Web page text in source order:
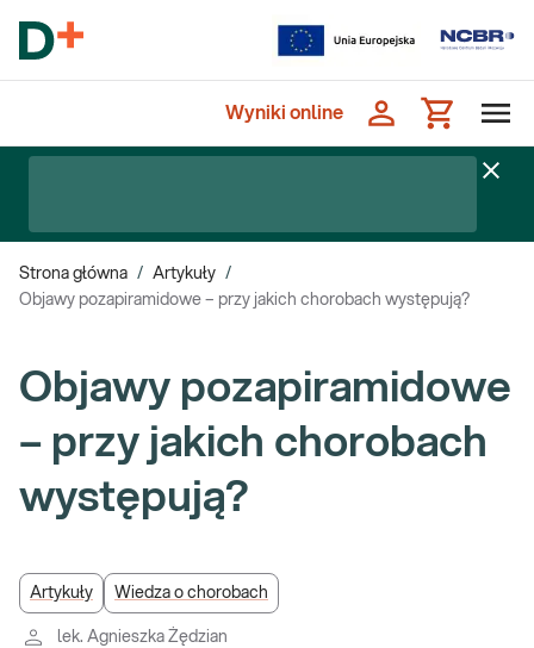
Wyniki online
Strona główna / Artykuły /
Objawy pozapiramidowe – przy jakich chorobach występują?
Objawy pozapiramidowe
– przy jakich chorobach
występują?
Artykuły Wiedza o chorobach
lek. Agnieszka Żędzian